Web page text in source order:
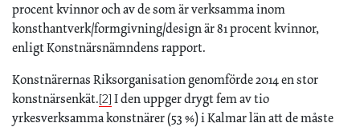
procent kvinnor och av de som är verksamma inom
konsthantverk/formgivning/design är 81 procent kvinnor,
enligt Konstnärsnämndens rapport.
Konstnärernas Riksorganisation genomförde 2014 en stor
konstnärsenkät.[2] I den uppger drygt fem av tio
yrkesverksamma konstnärer (53 %) i Kalmar län att de måste